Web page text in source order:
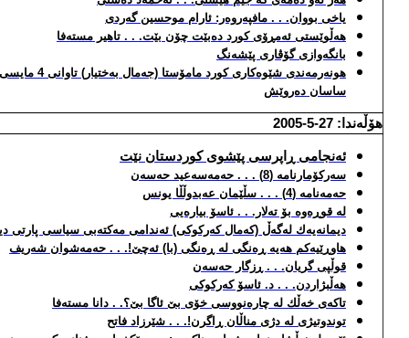
یاخی بووان. . . مافپه‌روه‌ر: ئارام موحسین گه‌ردی
هه‌ڵوێستی ئه‌مڕۆی كورد ده‌بێت چۆن بێت. . . تاهیر مسته‌فا
بانگه‌وازی گۆڤاری پێشه‌نگ
هونه‌رمه‌ندی
ساسان ده‌روێش
هۆڵه‌ندا: 27-5-2005
ئه‌نجامی ڕاپرسی پێشوی كوردستان نێت
سه‌ركۆمارنامه‌ (8) . . . حه‌مه‌سه‌عید حه‌سه‌ن
حه‌مه‌نامه‌ (4) . . . سڵێمان عه‌بدوڵڵا یونس
له‌ قوڕه‌وه‌ بۆ ته‌لار. . . ئاسۆ بیاره‌یی
دیمانه‌یه‌ك له‌گه‌ڵ (كه‌مال كه‌ركوكی) ئه‌ندامی مه‌كته‌بی سیاسی پارتی
هاوڕێیه‌كم هه‌یه‌ ڕه‌نگی له‌ ڕه‌نگی (با) ئه‌چێ!. . . حه‌مه‌شوان شه‌ریف
قوڵپی گریان. . . ڕزگار حه‌سه‌ن
هه‌ڵبژاردن. . . د. ئاسۆ كه‌ركوكی
تاكه‌ی خه‌ڵك له‌ چاره‌نووسی خۆی بێ ئاگا بێ؟. . دانا مسته‌فا
توندوتیژی له‌ دژی مناڵان ڕاگرن!. . . شێرزاد فاتح